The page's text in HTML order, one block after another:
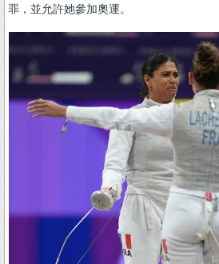
罪，並允許她參加奧運。